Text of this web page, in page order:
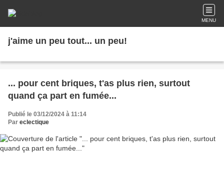
MENU
j'aime un peu tout... un peu!
... pour cent briques, t'as plus rien, surtout
quand ça part en fumée...
Publié le 03/12/2024 à 11:14
Par eclectique